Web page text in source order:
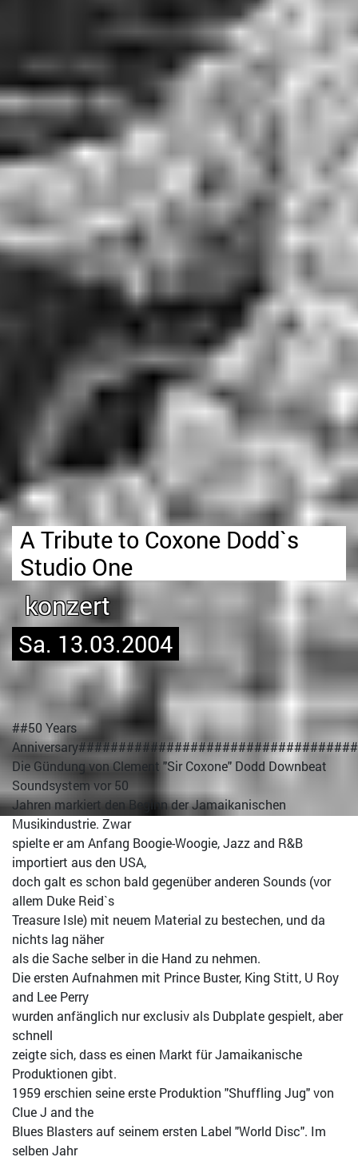
A Tribute to Coxone Dodd`s
Studio One
konzert
Sa. 13.03.2004
##50 Years
Die Gündung von Clement "Sir Coxone" Dodd Downbeat
Soundsystem vor 50
Jahren markiert den Beginn der Jamaikanischen
Musikindustrie. Zwar
spielte er am Anfang Boogie-Woogie, Jazz and R&B
importiert aus den USA,
doch galt es schon bald gegenüber anderen Sounds (vor
allem Duke Reid`s
Treasure Isle) mit neuem Material zu bestechen, und da
nichts lag näher
als die Sache selber in die Hand zu nehmen.
Die ersten Aufnahmen mit Prince Buster, King Stitt, U Roy
and Lee Perry
wurden anfänglich nur exclusiv als Dubplate gespielt, aber
schnell
zeigte sich, dass es einen Markt für Jamaikanische
Produktionen gibt.
1959 erschien seine erste Produktion "Shuffling Jug" von
Clue J and the
Blues Blasters auf seinem ersten Label "World Disc". Im
selben Jahr